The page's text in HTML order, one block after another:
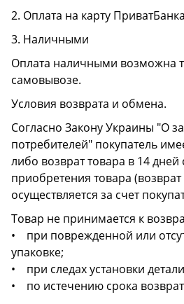
2. Оплата на карту ПриватБанка
3. Наличными
Оплата наличными возможна
самовывозе.
Условия возврата и обмена.
Согласно Закону Украины "О
потребителей" покупатель
либо возврат товара в 14
приобретения товара
осуществляется за счет
Товар не принимается к
• при поврежденной или
упаковке;
• при следах установки
• по истечению срока